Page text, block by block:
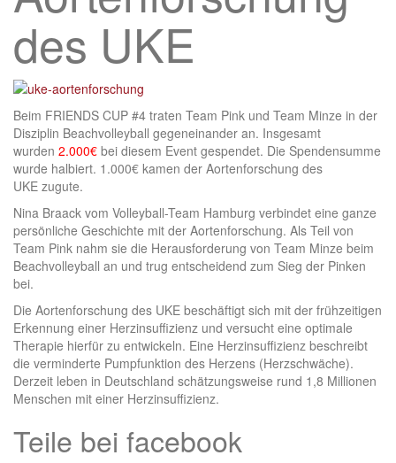
des UKE
Beim FRIENDS CUP #4 traten Team Pink und Team Minze in der
Disziplin Beachvolleyball gegeneinander an. Insgesamt
wurden 2.000€ bei diesem Event gespendet. Die Spendensumme
wurde halbiert. 1.000€ kamen der Aortenforschung des
UKE zugute.
Nina Braack vom Volleyball-Team Hamburg verbindet eine ganze
persönliche Geschichte mit der Aortenforschung. Als Teil von
Team Pink nahm sie die Herausforderung von Team Minze beim
Beachvolleyball an und trug entscheidend zum Sieg der Pinken
bei.
Die Aortenforschung des UKE beschäftigt sich mit der frühzeitigen
Erkennung einer Herzinsuffizienz und versucht eine optimale
Therapie hierfür zu entwickeln. Eine Herzinsuffizienz beschreibt
die verminderte Pumpfunktion des Herzens (Herzschwäche).
Derzeit leben in Deutschland schätzungsweise rund 1,8 Millionen
Menschen mit einer Herzinsuffizienz.
Teile bei facebook